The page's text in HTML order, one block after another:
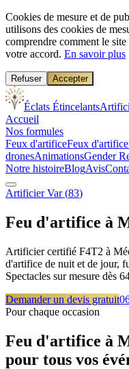
Cookies de mesure et de
utilisons des cookies de
comprendre comment le
votre accord. En savoir plus
Refuser Accepter
Éclats Étincelants
Accueil
Nos formules
Feux d'artificeFeux
dronesAnimationsGender
Notre histoireBlogAvis
ArtificierVar(83)
Feu d'artifice à
Artificier certifié F4T2 à
d'artifice de nuit et de jour,
Spectacles sur mesure dès
Demander un devis gratuit
Pour chaque occasion
Feu d'artifice à
pour tous vos